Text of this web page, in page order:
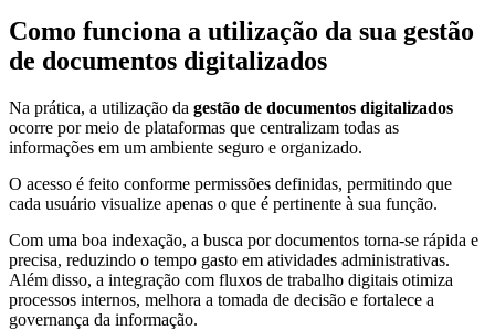
Como funciona a utilização da sua gestão
de documentos digitalizados
Na prática, a utilização da gestão de documentos digitalizados
ocorre por meio de plataformas que centralizam todas as
informações em um ambiente seguro e organizado.
O acesso é feito conforme permissões definidas, permitindo que
cada usuário visualize apenas o que é pertinente à sua função.
Com uma boa indexação, a busca por documentos torna-se rápida e
precisa, reduzindo o tempo gasto em atividades administrativas.
Além disso, a integração com fluxos de trabalho digitais otimiza
processos internos, melhora a tomada de decisão e fortalece a
governança da informação.